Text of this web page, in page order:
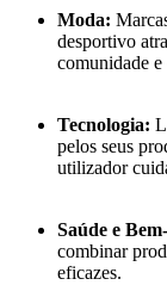
Moda:
desportivo
comunidade e
Tecnologia:
pelos seus
utilizador
Saúde e
combinar
eficazes.